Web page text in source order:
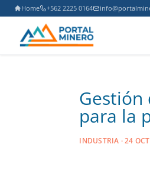
Home +562 2225 0164
para la
INDUSTRIA · 24